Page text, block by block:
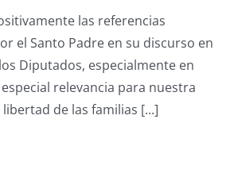
destaca
el
mensaje
Papa
la
las referencias
el Santo Padre en su discurso en
Diputados, especialmente en
relevancia para nuestra
de las familias [...]